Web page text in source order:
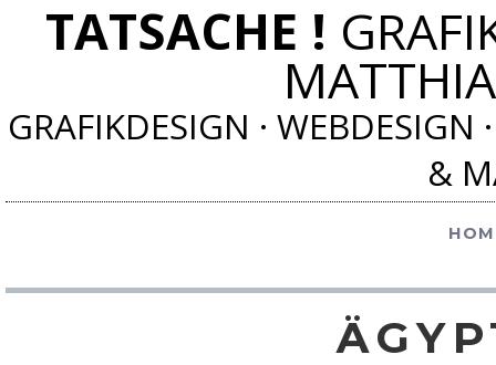
TATSACHE !
GRAFIKDESIGN · WEBDESIGN
&